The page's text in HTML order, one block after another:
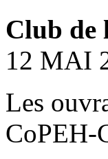
Club de
12 MAI
Les
CoPEH-